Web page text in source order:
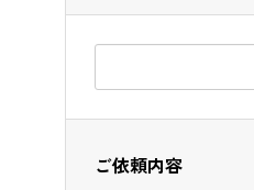
ご依頼内容